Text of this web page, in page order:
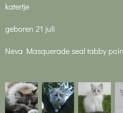
katertje
geboren 21 juli
Neva Masquerade seal tabby